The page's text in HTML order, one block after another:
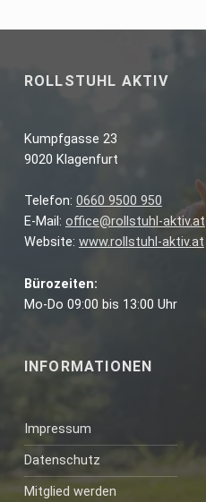
ROLLSTUHL AKTIV
Kumpfgasse 23
9020 Klagenfurt
Telefon: 0660 9500 950
E-Mail: office@rollstuhl-aktiv.at
Website: www.rollstuhl-aktiv.at
Bürozeiten:
Mo-Do 09:00 bis 13:00 Uhr
INFORMATIONEN
Impressum
Datenschutz
Mitglied werden